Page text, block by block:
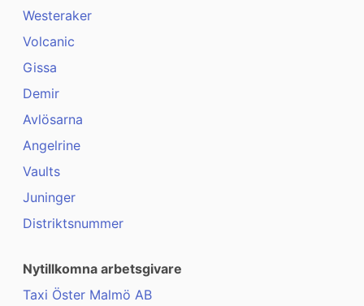
Westeraker
Volcanic
Gissa
Demir
Avlösarna
Angelrine
Vaults
Juninger
Distriktsnummer
Nytillkomna arbetsgivare
Taxi Öster Malmö AB